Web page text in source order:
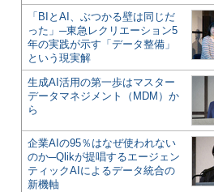
「BIとAI、ぶつかる壁は同じだ
った」─東急レクリエーション5
年の実践が示す「データ整備」
という現実解
生成AI活用の第一歩はマスター
データマネジメント（MDM）か
ら
企業AIの95％はなぜ使われない
のか─Qlikが提唱するエージェン
ティックAIによるデータ統合の
新機軸